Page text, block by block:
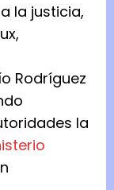
la justicia,
Rodríguez
la